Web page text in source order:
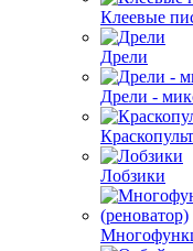
Клеевые
Дрели
Дрели -
Лобзики